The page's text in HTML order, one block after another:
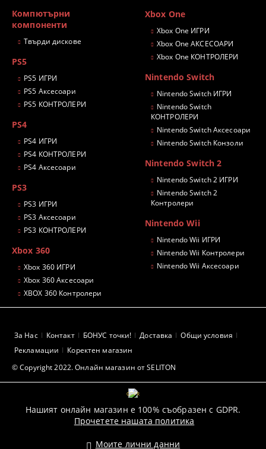
Компютърни
компоненти
Твърди дискове
PS5
PS5 ИГРИ
PS5 Аксесоари
PS5 КОНТРОЛЕРИ
PS4
PS4 ИГРИ
PS4 КОНТРОЛЕРИ
PS4 Аксесоари
PS3
PS3 ИГРИ
PS3 Аксесоари
PS3 КОНТРОЛЕРИ
Xbox 360
Xbox 360 ИГРИ
Xbox 360 Аксесоари
XBOX 360 Контролери
Xbox One
Xbox One ИГРИ
Xbox One АКСЕСОАРИ
Xbox One КОНТРОЛЕРИ
Nintendo Switch
Nintendo Switch ИГРИ
Nintendo Switch
КОНТРОЛЕРИ
Nintendo Switch Аксесоари
Nintendo Switch Конзоли
Nintendo Switch 2
Nintendo Switch 2 ИГРИ
Nintendo Switch 2
Контролери
Nintendo Wii
Nintendo Wii ИГРИ
Nintendo Wii Контролери
Nintendo Wii Аксесоари
© Copyright 2022. Онлайн магазин от SELITON
За Нас Контакт БОНУС точки! Доставка
Общи условия
Рекламации
Коректен магазин
GDPR
Нашият онлайн магазин е 100% съобразен с GDPR.
Прочетете нашата политика
Моите лични данни